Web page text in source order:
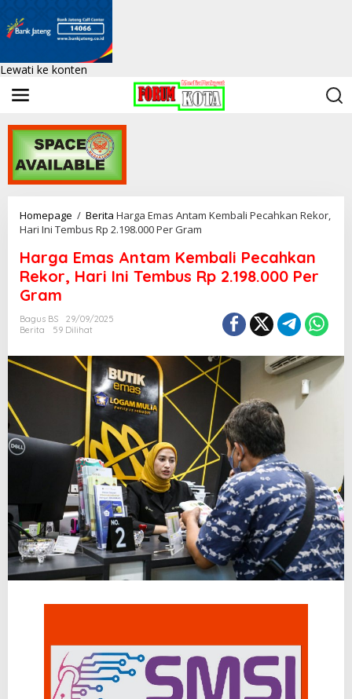
Lewati ke konten
Homepage / Berita Harga Emas Antam Kembali Pecahkan Rekor,
Hari Ini Tembus Rp 2.198.000 Per Gram
Harga Emas Antam Kembali Pecahkan
Rekor, Hari Ini Tembus Rp 2.198.000 Per
Gram
Bagus BS
29/09/2025
Berita
59 Dilihat